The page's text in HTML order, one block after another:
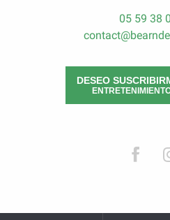
05 59 38
DESEO